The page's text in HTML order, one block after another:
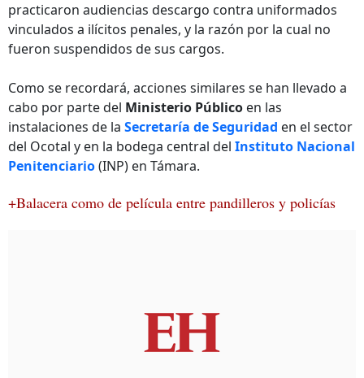
practicaron audiencias descargo contra uniformados
vinculados a ilícitos penales, y la razón por la cual no
fueron suspendidos de sus cargos.
Como se recordará, acciones similares se han llevado a
cabo por parte del Ministerio Público en las
instalaciones de la Secretaría de Seguridad en el sector
del Ocotal y en la bodega central del Instituto Nacional
Penitenciario(INP) en Támara.
+Balacera como de película entre pandilleros y policías